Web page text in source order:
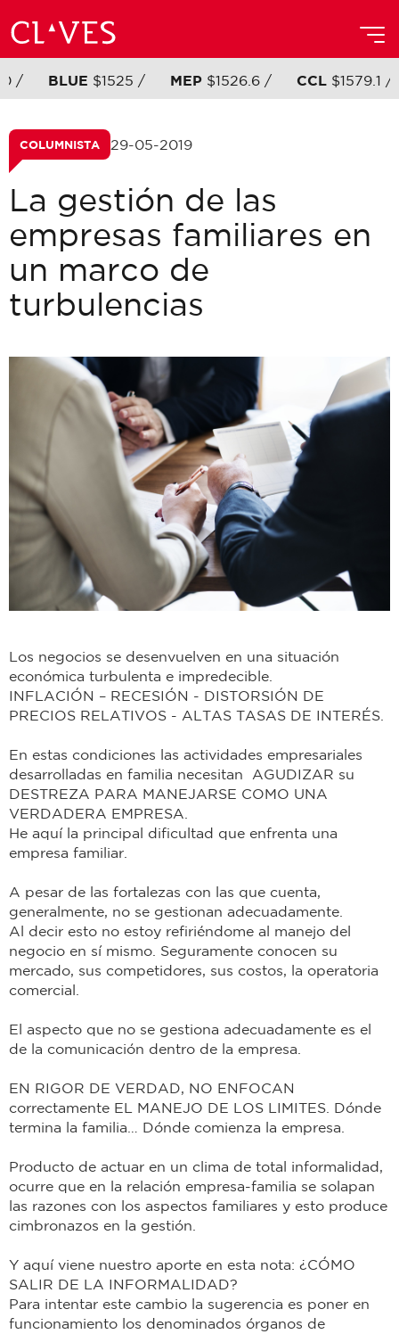
/ BLUE $1525 / MEP $1526.6 / CCL $1579.1 /
COLUMNISTA 29-05-2019
La gestión de las
empresas familiares en
un marco de
turbulencias
Los negocios se desenvuelven en una situación
económica turbulenta e impredecible.
INFLACIÓN – RECESIÓN - DISTORSIÓN DE
PRECIOS RELATIVOS - ALTAS TASAS DE INTERÉS.
En estas condiciones las actividades empresariales
desarrolladas en familia necesitan AGUDIZAR su
DESTREZA PARA MANEJARSE COMO UNA
VERDADERA EMPRESA.
He aquí la principal dificultad que enfrenta una
empresa familiar.
A pesar de las fortalezas con las que cuenta,
generalmente, no se gestionan adecuadamente.
Al decir esto no estoy refiriéndome al manejo del
negocio en sí mismo. Seguramente conocen su
mercado, sus competidores, sus costos, la operatoria
comercial.
El aspecto que no se gestiona adecuadamente es el
de la comunicación dentro de la empresa.
EN RIGOR DE VERDAD, NO ENFOCAN
correctamente EL MANEJO DE LOS LIMITES. Dónde
termina la familia… Dónde comienza la empresa.
Producto de actuar en un clima de total informalidad,
ocurre que en la relación empresa-familia se solapan
las razones con los aspectos familiares y esto produce
cimbronazos en la gestión.
Y aquí viene nuestro aporte en esta nota: ¿CÓMO
SALIR DE LA INFORMALIDAD?
Para intentar este cambio la sugerencia es poner en
funcionamiento los denominados órganos de